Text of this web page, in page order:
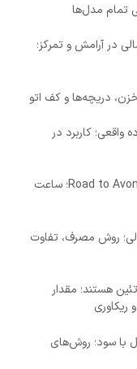
تمام مدل‌ها
در آرامش و تمرکز؛
دریچه‌ها و کف اتو
کاربرد در
سریال قصه‌های جزیره؛ داستان و بازیگران Road to Avonlea؛ ساعت
روش مصرف، تفاوت
هستند؛ مقدار
با سود؛ روش‌های